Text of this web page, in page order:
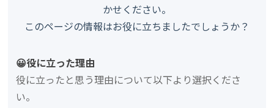
かせください。
このページの情報はお役に立ちましたでしょうか？
😀役に立った理由
役に立ったと思う理由について以下より選択くださ
い。